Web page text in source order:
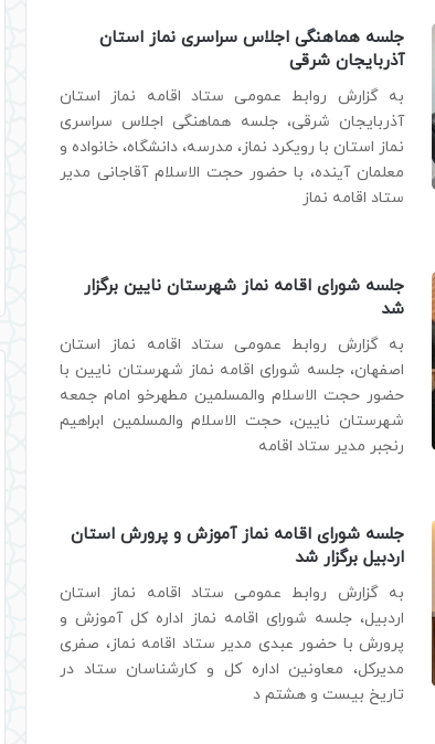
جلسه هماهنگی اجلاس سراسری نماز استان
آذربایجان شرقی
به گزارش روابط عمومی ستاد اقامه نماز استان
آذربایجان شرقی، جلسه هماهنگی اجلاس سراسری
نماز استان با رویکرد نماز، مدرسه، دانشگاه، خانواده و
معلمان آینده، با حضور حجت الاسلام آقاجانی مدیر
ستاد اقامه نماز
جلسه شورای اقامه نماز شهرستان نایین برگزار
شد
به گزارش روابط عمومی ستاد اقامه نماز استان
اصفهان، جلسه شورای اقامه نماز شهرستان نایین با
حضور حجت الاسلام والمسلمین مطهرخو امام جمعه
شهرستان نایین، حجت الاسلام والمسلمین ابراهیم
رنجبر مدیر ستاد اقامه
جلسه شورای اقامه نماز آموزش و پرورش استان
اردبیل برگزار شد
به گزارش روابط عمومی ستاد اقامه نماز استان
اردبیل، جلسه شورای اقامه نماز اداره کل آموزش و
پرورش با حضور عبدی مدیر ستاد اقامه نماز، صفری
مدیرکل، معاونین اداره کل و کارشناسان ستاد در
تاریخ بیست و هشتم د